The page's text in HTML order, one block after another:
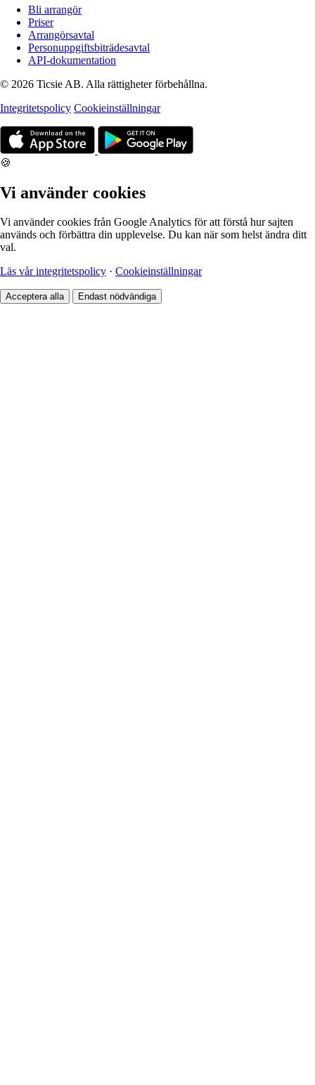
Bli arrangör
Priser
Arrangörsavtal
Personuppgiftsbiträdesavtal
API-dokumentation
© 2026 Ticsie AB. Alla rättigheter förbehållna.
Integritetspolicy Cookieinställningar
🍪
Vi använder cookies
Vi använder cookies från Google Analytics för att förstå hur sajten
används och förbättra din upplevelse. Du kan när som helst ändra ditt
val.
Läs vår integritetspolicy · Cookieinställningar
Acceptera alla Endast nödvändiga